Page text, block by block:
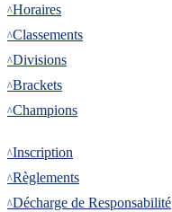
Horaires
Classements
Divisions
Brackets
Champions
Inscription
Règlements
Décharge de Responsabilité